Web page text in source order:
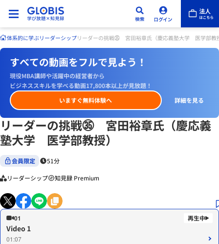
体系的に学ぶリーダーシップリーダーの挑戦㉟ 宮田裕章氏（慶応義塾大学 医学部教
すべての動画をフルで見よう！
現役MBA講師や活躍中の経営者から
ビジネススキルを学べる動画17,800本以上が見放題！
いますぐ無料体験へ
詳細を見る
リーダーの挑戦㉟ 宮田裕章氏（慶応義
塾大学 医学部教授）
会員限定 51分
リーダーシップ 知見録 Premium
01
Video 1
01:07